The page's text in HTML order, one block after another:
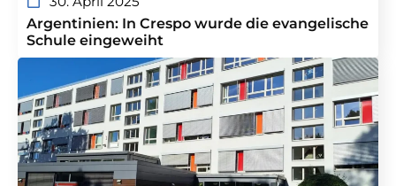
Argentinien: In Crespo wurde die evangelische
Schule eingeweiht